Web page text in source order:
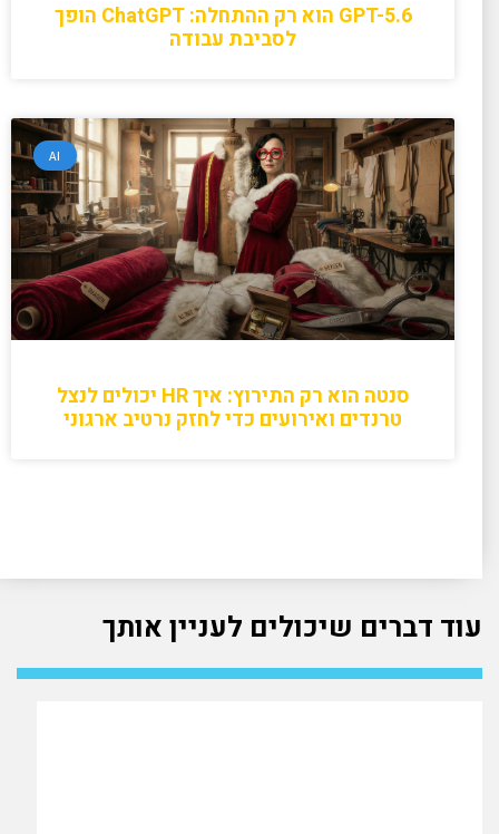
GPT-5.6 הוא רק ההתחלה: ChatGPT הופך
לסביבת עבודה
AI
סנטה הוא רק התירוץ: איך HR יכולים לנצל
טרנדים ואירועים כדי לחזק נרטיב ארגוני
עוד דברים שיכולים לעניין אותך